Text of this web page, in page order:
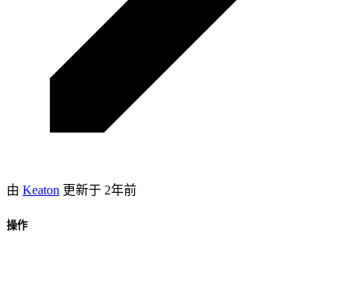
由 Keaton 更新于 2年前
操作